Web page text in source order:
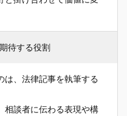
待する役割
は、法律記事を執筆する
相談者に伝わる表現や構